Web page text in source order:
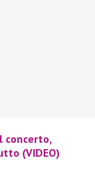
concerto,
(VIDEO)